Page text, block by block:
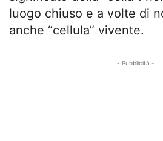
luogo chiuso e a volte di
anche “cellula” vivente.
- Pubblicità -